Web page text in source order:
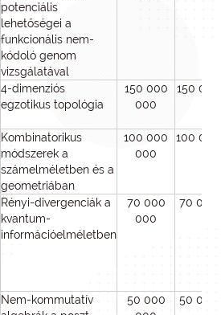
potenciális
lehetőségei a
funkcionális nem-
kódoló genom
vizsgálatával
4-dimenziós
egzotikus topológia
150 000
000
150
Kombinatorikus
módszerek a
számelméletben és a
geometriában
100 000
000
100
Rényi-divergenciák a
kvantum-
információelméletben
70 000
000
70 000
Nem-kommutatív
50 000
50 000